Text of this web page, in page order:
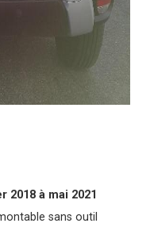
2018 à mai 2021
sans outil